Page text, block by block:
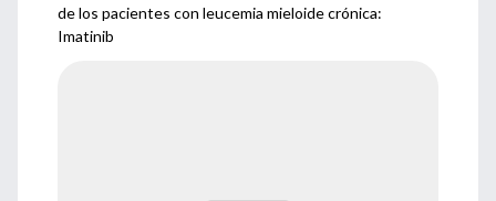
de los pacientes con leucemia mieloide crónica:
Imatinib